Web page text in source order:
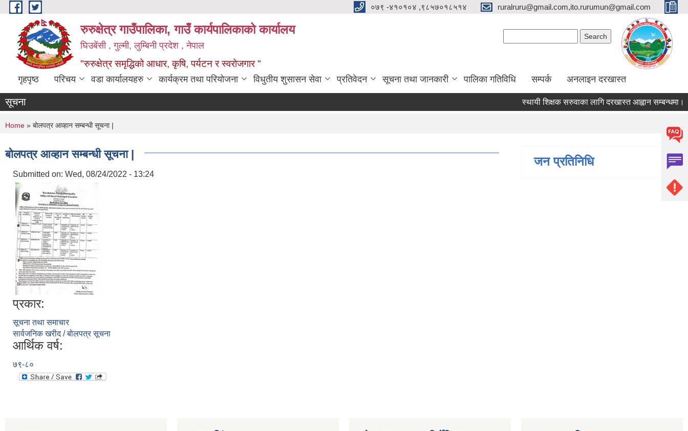
Skip to main content ०७९ -४१०१०४ ,९८५७०१८५१४ ruralruru@gmail.com,ito.rurumun@gmail.com
रुरुक्षेत्र गाउँपालिका, गाउँ कार्यपालिकाको कार्यालय
घिउबेंसी , गुल्मी, लुम्बिनी प्रदेश , नेपाल
"रुरुक्षेत्र समृद्धिको आधार, कृषि, पर्यटन र स्वरोजगार "
गृहपृष्ठ परिचय वडा कार्यालयहरु कार्यक्रम तथा परियोजना विधुतीय शुसासन सेवा प्रतिवेदन सूचना तथा जानकारी पालिका गतिविधि सम्पर्क अनलाइन दरखास्त
सूचना स्थायी शिक्षक सरुवाका लागि दरखास्त आह्वान सम्बन्धमा।
You are here
Home » बोलपत्र आव्हान सम्बन्धी सूचना |
बोलपत्र आव्हान सम्बन्धी सूचना |
Submitted on: Wed, 08/24/2022 - 13:24
प्रकार:
सूचना तथा समाचार
सार्वजनिक खरीद / बोलपत्र सूचना
आर्थिक वर्ष:
७९-८०
जन प्रतिनिधि